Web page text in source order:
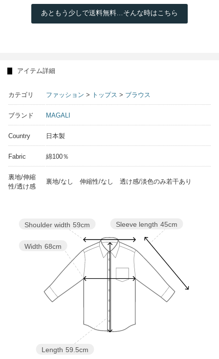
あともう少しで送料無料…そんな時はこちら
アイテム詳細
カテゴリ ファッション > トップス > ブラウス
ブランド MAGALI
Country 日本製
Fabric 綿100％
裏地/伸縮
性/透け感
裏地/なし 伸縮性/なし 透け感/淡色のみ若干あり
Sleeve length 45cm
Length 59.5cm
Width 68cm
Shoulder width 59cm